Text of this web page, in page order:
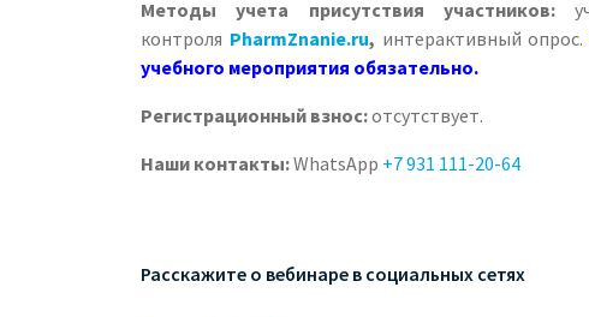
Методы учета присутствия участников:
контроля PharmZnanie.ru, интерактивный
учебного мероприятия обязательно.
Регистрационный взнос:отсутствует.
Наши контакты:WhatsApp +7 931 111-20-64
Расскажите о вебинаре в социальных сетях